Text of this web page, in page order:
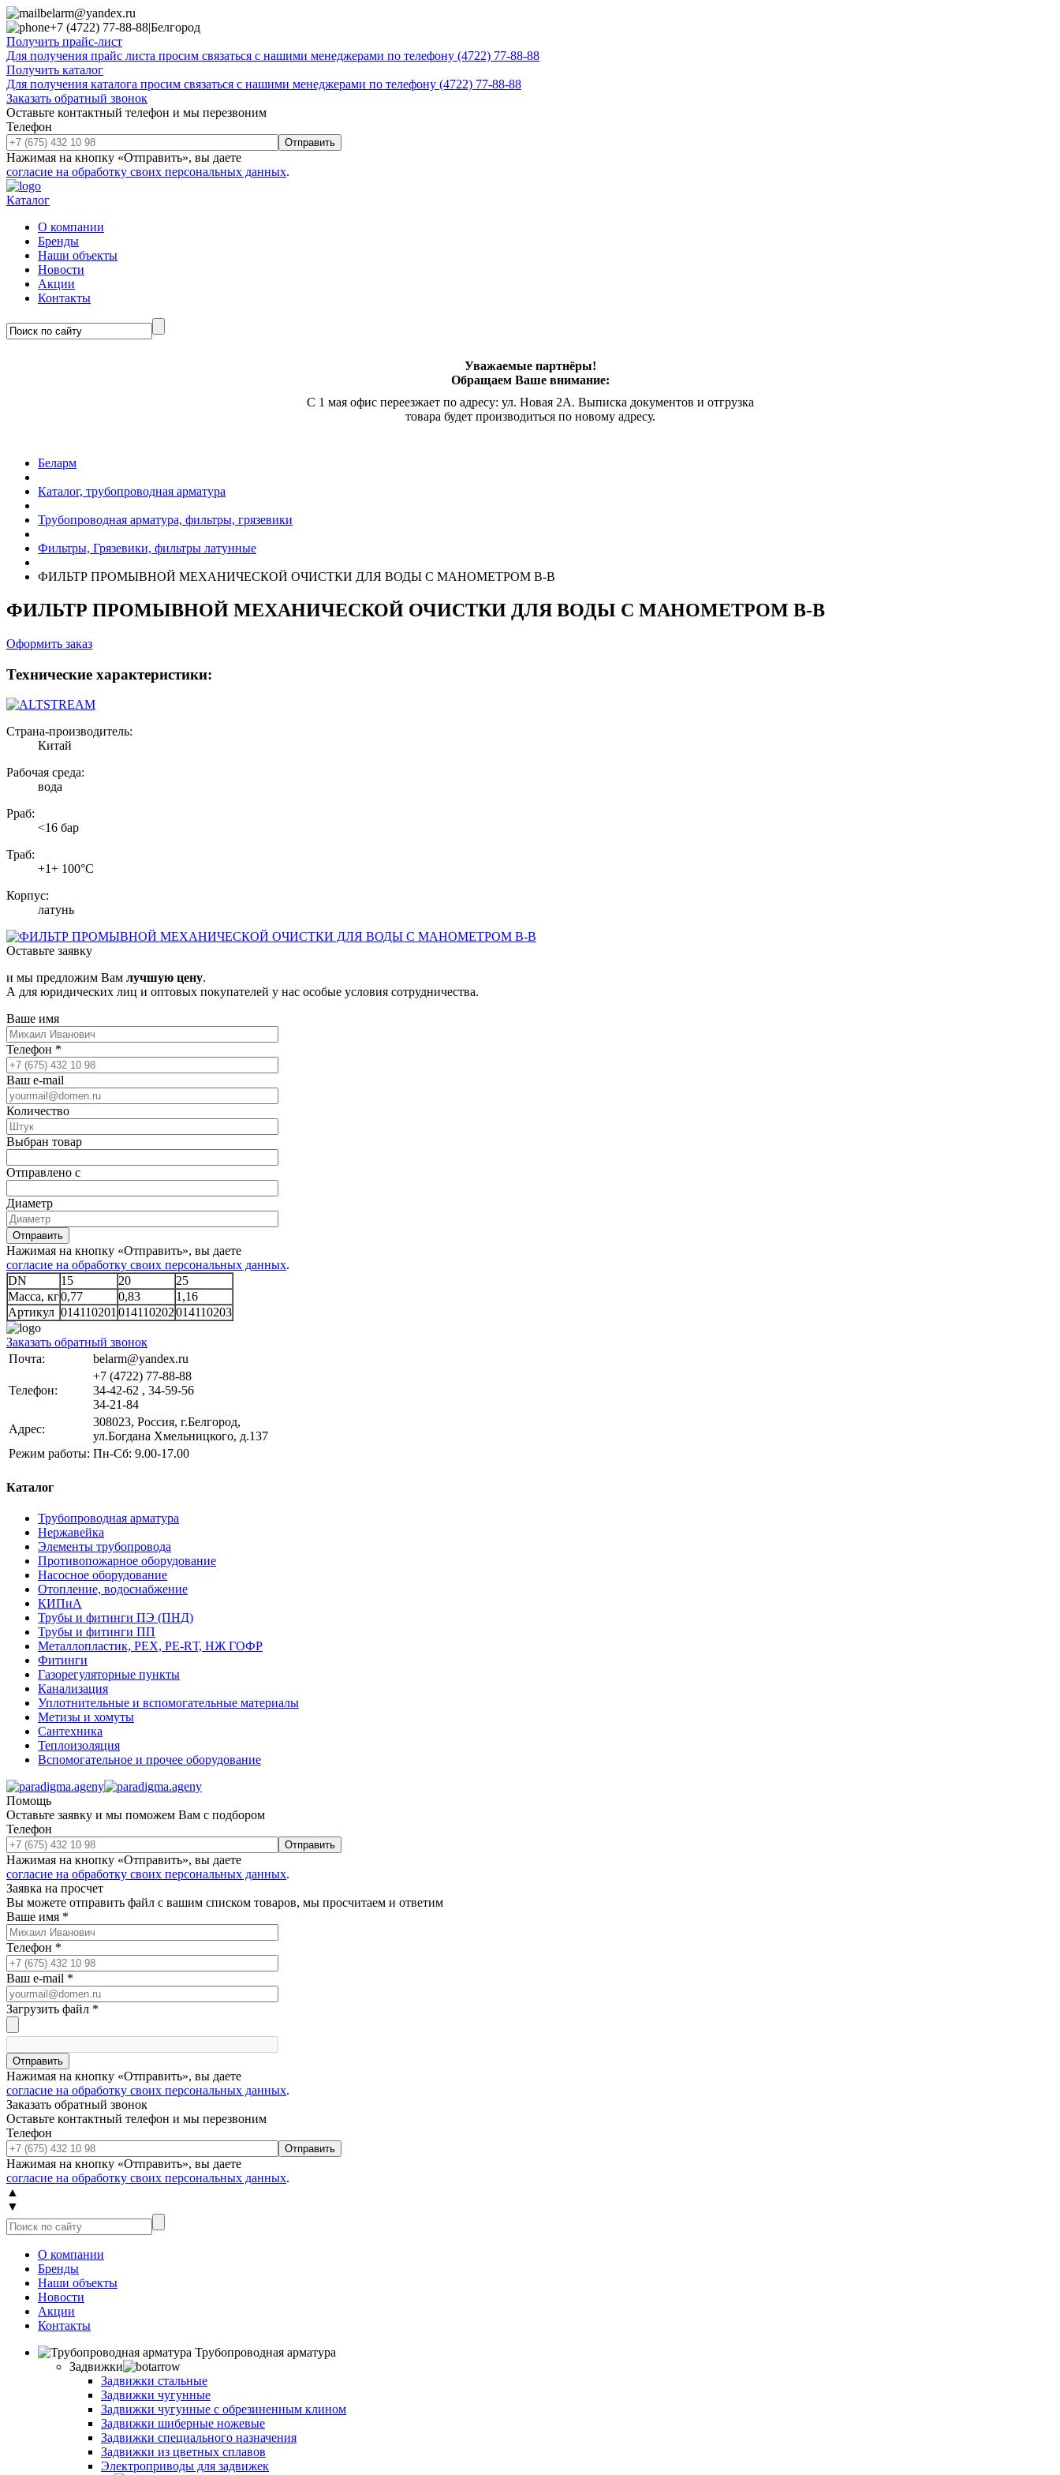
belarm@yandex.ru
+7 (4722) 77-88-88|Белгород
Получить прайс-лист
Для получения прайс листа просим связаться с нашими менеджерами по телефону (4722) 77-88-88
Получить каталог
Для получения каталога просим связаться с нашими менеджерами по телефону (4722) 77-88-88
Заказать обратный звонок
Оставьте контактный телефон и мы перезвоним
Телефон
Отправить
Нажимая на кнопку «Отправить», вы даете
согласие на обработку своих персональных данных.
Каталог
О компании
Бренды
Наши объекты
Новости
Акции
Контакты
Уважаемые партнёры!
Обращаем Ваше внимание:
С 1 мая офис переезжает по адресу: ул. Новая 2А. Выписка документов и отгрузка
товара будет производиться по новому адресу.
Беларм
Каталог, трубопроводная арматура
Трубопроводная арматура, фильтры, грязевики
Фильтры, Грязевики, фильтры латунные
ФИЛЬТР ПРОМЫВНОЙ МЕХАНИЧЕСКОЙ ОЧИСТКИ ДЛЯ ВОДЫ С МАНОМЕТРОМ В-В
ФИЛЬТР ПРОМЫВНОЙ МЕХАНИЧЕСКОЙ ОЧИСТКИ ДЛЯ ВОДЫ С МАНОМЕТРОМ В-В
Оформить заказ
Технические характеристики:
Страна-производитель:
Китай
Рабочая среда:
вода
Рраб:
<16 бар
Траб:
+1+ 100°С
Корпус:
латунь
Оставьте заявку
и мы предложим Вам лучшую цену.
А для юридических лиц и оптовых покупателей у нас особые условия сотрудничества.
Ваше имя
Телефон *
Ваш e-mail
Количество
Выбран товар
Отправлено с
Диаметр
Отправить
Нажимая на кнопку «Отправить», вы даете
согласие на обработку своих персональных данных.
DN
15 20
25
Масса, кг0,77 0,83
1,16
Артикул 014110201 014110202014110203
Заказать обратный звонок
Почта:
belarm@yandex.ru
Телефон:
+7 (4722) 77-88-88
34-42-62 , 34-59-56
34-21-84
Адрес:
308023, Россия, г.Белгород,
ул.Богдана Хмельницкого, д.137
Режим работы: Пн-Сб: 9.00-17.00
Каталог
Трубопроводная арматура
Нержавейка
Элементы трубопровода
Противопожарное оборудование
Насосное оборудование
Отопление, водоснабжение
КИПиА
Трубы и фитинги ПЭ (ПНД)
Трубы и фитинги ПП
Металлопластик, РЕХ, РЕ-RТ, НЖ ГОФР
Фитинги
Газорегуляторные пункты
Канализация
Уплотнительные и вспомогательные материалы
Метизы и хомуты
Сантехника
Теплоизоляция
Вспомогательное и прочее оборудование
Помощь
Оставьте заявку и мы поможем Вам с подбором
Телефон
Отправить
Нажимая на кнопку «Отправить», вы даете
согласие на обработку своих персональных данных.
Заявка на просчет
Вы можете отправить файл с вашим списком товаров, мы просчитаем и ответим
Ваше имя *
Телефон *
Ваш e-mail *
Загрузить файл *
Отправить
Нажимая на кнопку «Отправить», вы даете
согласие на обработку своих персональных данных.
Заказать обратный звонок
Оставьте контактный телефон и мы перезвоним
Телефон
Отправить
Нажимая на кнопку «Отправить», вы даете
согласие на обработку своих персональных данных.
▲
▼
О компании
Бренды
Наши объекты
Новости
Акции
Контакты
Трубопроводная арматура
Задвижки
Задвижки стальные
Задвижки чугунные
Задвижки чугунные с обрезиненным клином
Задвижки шиберные ножевые
Задвижки специального назначения
Задвижки из цветных сплавов
Электроприводы для задвижек